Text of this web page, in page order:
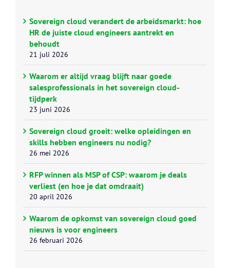
Sovereign cloud verandert de arbeidsmarkt: hoe
HR de juiste cloud engineers aantrekt en
behoudt
21 juli 2026
Waarom er altijd vraag blijft naar goede
salesprofessionals in het sovereign cloud-
tijdperk
23 juni 2026
Sovereign cloud groeit: welke opleidingen en
skills hebben engineers nu nodig?
26 mei 2026
RFP winnen als MSP of CSP: waarom je deals
verliest (en hoe je dat omdraait)
20 april 2026
Waarom de opkomst van sovereign cloud goed
nieuws is voor engineers
26 februari 2026